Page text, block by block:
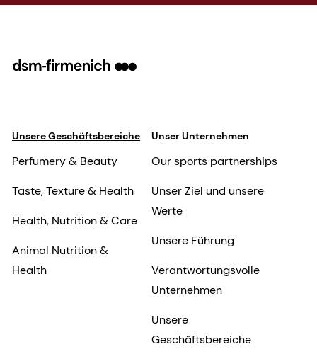
Unsere Geschäftsbereiche
Perfumery & Beauty
Taste, Texture & Health
Health, Nutrition & Care
Animal Nutrition &
Health
Unser Unternehmen
Our sports partnerships
Unser Ziel und unsere
Werte
Unsere Führung
Verantwortungsvolle
Unternehmen
Unsere
Geschäftsbereiche